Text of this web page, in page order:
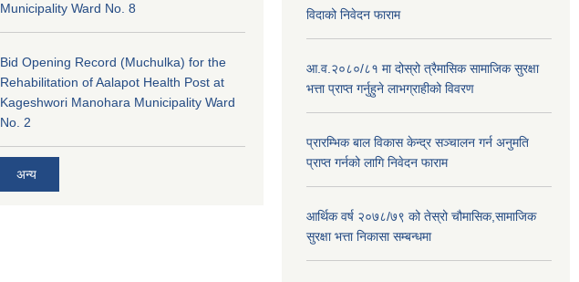
Municipality Ward No. 8
Bid Opening Record (Muchulka) for the
Rehabilitation of Aalapot Health Post at
Kageshwori Manohara Municipality Ward
No. 2
अन्य
विदाको निवेदन फाराम
आ.व.२०८०/८१ मा दोस्रो त्रैमासिक सामाजिक सुरक्षा
भत्ता प्राप्त गर्नुहुने लाभग्राहीको विवरण
प्रारम्भिक बाल विकास केन्द्र सञ्चालन गर्न अनुमति
प्राप्त गर्नको लागि निवेदन फाराम
आर्थिक वर्ष २०७८/७९ को तेस्रो चौमासिक,सामाजिक
सुरक्षा भत्ता निकासा सम्बन्धमा